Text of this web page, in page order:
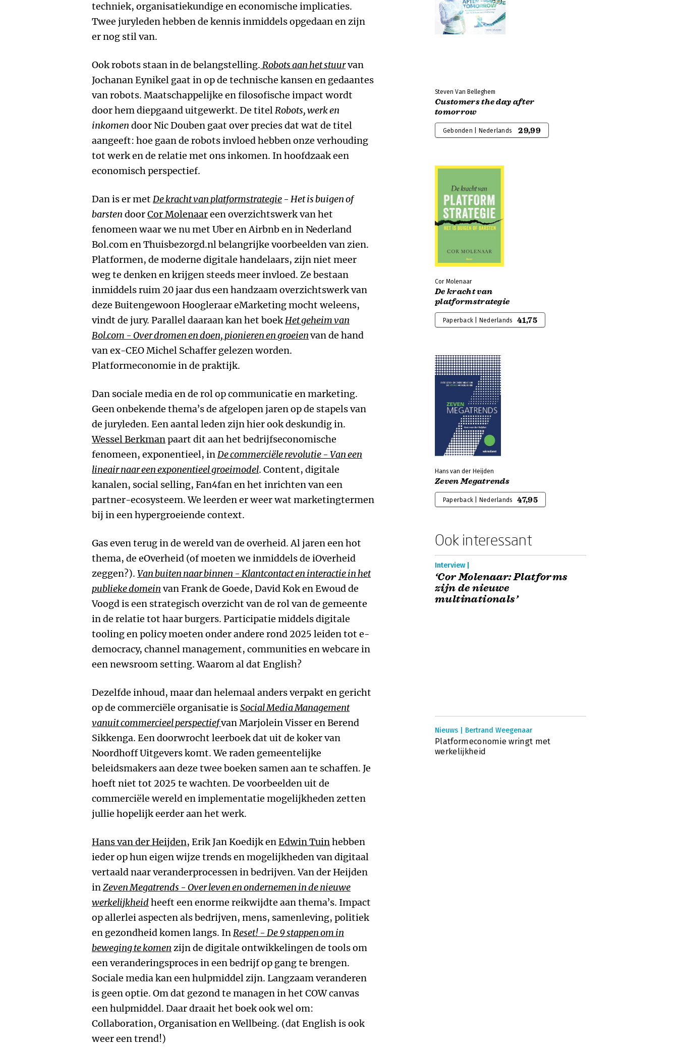
techniek, organisatiekundige en economische implicaties.
Twee juryleden hebben de kennis inmiddels opgedaan en zijn
er nog stil van.
Ook robots staan in de belangstelling. Robots aan het stuurvan
Jochanan Eynikel gaat in op de technische kansen en gedaantes
van robots. Maatschappelijke en filosofische impact wordt
door hem diepgaand uitgewerkt. De titelRobots, werk en
inkomen door Nic Douben gaat over precies dat wat de titel
aangeeft: hoe gaan de robots invloed hebben onze verhouding
tot werk en de relatie met ons inkomen. In hoofdzaak een
economisch perspectief.
Dan is er met De kracht van platformstrategie- Het is buigen of
barsten doorCor Molenaareen overzichtswerk van het
fenomeen waar we nu met Uber en Airbnb en in Nederland
Bol.com en Thuisbezorgd.nl belangrijke voorbeelden van zien.
Platformen, de moderne digitale handelaars, zijn niet meer
weg te denken en krijgen steeds meer invloed. Ze bestaan
inmiddels ruim 20 jaar dus een handzaam overzichtswerk van
deze Buitengewoon Hoogleraar eMarketing mocht weleens,
vindt de jury. Parallel daaraan kan het boekHet geheim van
Bol.com - Over dromen en doen, pionieren en groeienvan de hand
van ex-CEO Michel Schaffer gelezen worden.
Platformeconomie in de praktijk.
Dan sociale media en de rol op communicatie en marketing.
Geen onbekende thema’s de afgelopen jaren op de stapels van
de juryleden. Een aantal leden zijn hier ook deskundig in.
Wessel Berkmanpaart dit aan het bedrijfseconomische
fenomeen, exponentieel, inDe commerciële revolutie - Van een
lineair naar een exponentieel groeimodel. Content, digitale
kanalen, social selling, Fan4fan en het inrichten van een
partner-ecosysteem. We leerden er weer wat marketingtermen
bij in een hypergroeiende context.
Gas even terug in de wereld van de overheid. Al jaren een hot
thema, de eOverheid (of moeten we inmiddels de iOverheid
zeggen?). Van buiten naar binnen - Klantcontact en interactie in het
publieke domein van Frank de Goede, David Kok en Ewoud de
Voogd is een strategisch overzicht van de rol van de gemeente
in de relatie tot haar burgers. Participatie middels digitale
tooling en policy moeten onder andere rond 2025 leiden tot e-
democracy, channel management, communities en webcare in
een newsroom setting. Waarom al dat English?
Dezelfde inhoud, maar dan helemaal anders verpakt en gericht
op de commerciële organisatie isSocial Media Management
vanuit commercieel perspectiefvan Marjolein Visser en Berend
Sikkenga. Een doorwrocht leerboek dat uit de koker van
Noordhoff Uitgevers komt. We raden gemeentelijke
beleidsmakers aan deze twee boeken samen aan te schaffen. Je
hoeft niet tot 2025 te wachten. De voorbeelden uit de
commerciële wereld en implementatie mogelijkheden zetten
jullie hopelijk eerder aan het werk.
Hans van der Heijden, Erik Jan Koedijk enEdwin Tuinhebben
ieder op hun eigen wijze trends en mogelijkheden van digitaal
vertaald naar veranderprocessen in bedrijven. Van der Heijden
inZeven Megatrends - Over leven en ondernemen in de nieuwe
werkelijkheidheeft een enorme reikwijdte aan thema’s. Impact
op allerlei aspecten als bedrijven, mens, samenleving, politiek
en gezondheid komen langs. InReset! - De 9 stappen om in
beweging te komen zijn de digitale ontwikkelingen de tools om
een veranderingsproces in een bedrijf op gang te brengen.
Sociale media kan een hulpmiddel zijn. Langzaam veranderen
is geen optie. Om dat gezond te managen in het COW canvas
een hulpmiddel. Daar draait het boek ook wel om:
Collaboration, Organisation en Wellbeing. (dat English is ook
weer een trend!)
Steven Van Belleghem
Customers the day after
tomorrow
Gebonden | Nederlands 29,99
Cor Molenaar
De kracht van
platformstrategie
Paperback | Nederlands 41,75
Hans van der Heijden
Zeven Megatrends
Paperback | Nederlands 47,95
Ook interessant
Interview |
‘Cor Molenaar: Platforms
zijn de nieuwe
multinationals’
Nieuws | Bertrand Weegenaar
Platformeconomie wringt met
werkelijkheid